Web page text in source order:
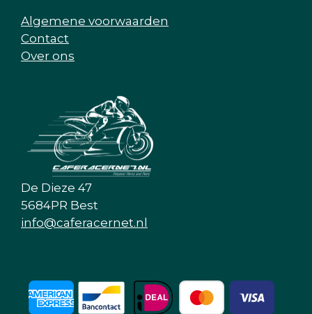
Algemene voorwaarden
Contact
Over ons
De Dieze 47
5684PR Best
info@caferacernet.nl